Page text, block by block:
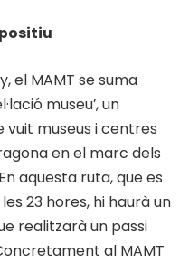
el MAMT se suma
museu’, un
museus i centres
en el marc dels
aquesta ruta, que es
23 hores, hi haurà un
realitzarà un passi
al MAMT